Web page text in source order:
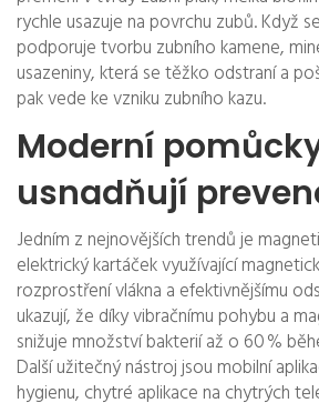
rychle usazuje na povrchu zubů. Když
podporuje tvorbu zubního kamene,
usazeniny, která se těžko odstraní a
pak vede ke vzniku zubního kazu.
Moderní
usnadňují
Jedním z nejnovějších trendů je
elektrický kartáček využívající
rozprostření vlákna a efektivnějšímu
ukazují, že díky vibračnímu pohybu a
snižuje množství bakterií až o 60 %
Další užitečný nástroj jsou mobilní
hygienu, chytré aplikace na chytrých